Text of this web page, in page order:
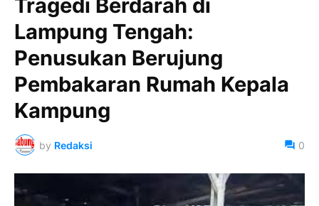
Tragedi Berdarah di
Lampung Tengah:
Penusukan Berujung
Pembakaran Rumah Kepala
Kampung
by Redaksi 0